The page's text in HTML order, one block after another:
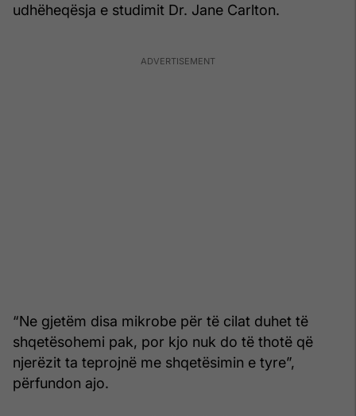
udhëheqësja e studimit Dr. Jane Carlton.
“Ne gjetëm disa mikrobe për të cilat duhet të
shqetësohemi pak, por kjo nuk do të thotë që
njerëzit ta teprojnë me shqetësimin e tyre”,
përfundon ajo.